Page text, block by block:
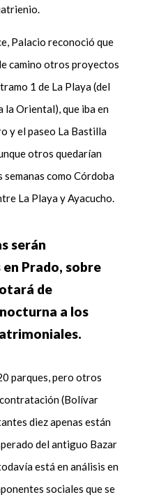
Palacio reconoció que
camino otros proyectos
1 de La Playa (del
la Oriental), que iba en
y el paseo La Bastilla
otros quedarían
como Córdoba
La Playa y Ayacucho.
serán
Prado, sobre
de
a los
parques, pero otros
(Bolívar
diez apenas están
del antiguo Bazar
está en análisis en
sociales que se